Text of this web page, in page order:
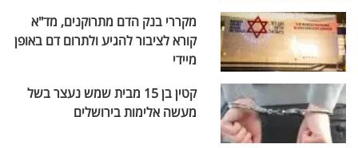
מקררי בנק הדם מתרוקנים, מד"א
קורא לציבור להגיע ולתרום דם באופן
מיידי
קטין בן 15 מבית שמש נעצר בשל
מעשה אלימות בירושלים